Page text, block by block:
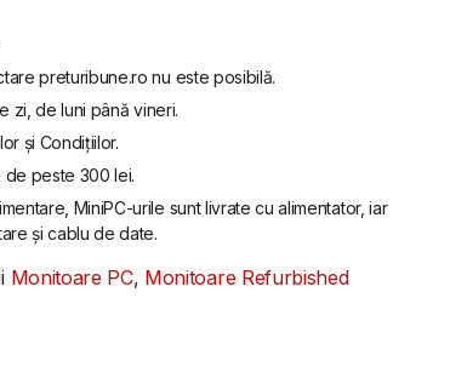
preturibune.ro nu este posibilă.
zi, de luni până vineri.
și Condițiilor.
de peste 300 lei.
MiniPC-urile sunt livrate cu alimentator, iar
și cablu de date.
Monitoare PC, Monitoare Refurbished